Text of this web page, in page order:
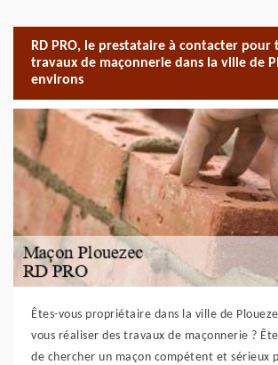
RD PRO, le prestataire à contacter pour
travaux de maçonnerie dans la ville de
environs
Êtes-vous propriétaire dans la ville de
vous réaliser des travaux de maçonnerie ?
de chercher un maçon compétent et sérieux